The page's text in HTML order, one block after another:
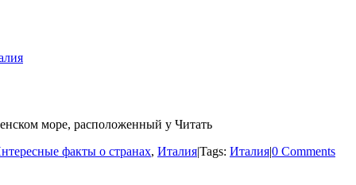
море, расположенный у Читать
факты о странах, Италия|Tags: Италия|0 Comments